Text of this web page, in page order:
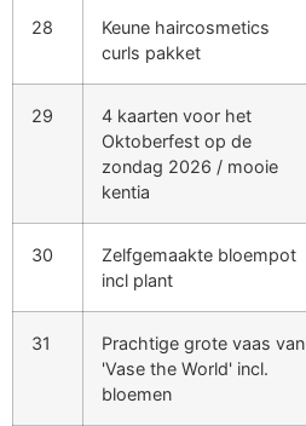
28
Keune haircosmetics
curls pakket
29
4 kaarten voor het
Oktoberfest op de
zondag 2026 / mooie
kentia
30
Zelfgemaakte bloempot
incl plant
31
Prachtige grote vaas van
'Vase the World' incl.
bloemen